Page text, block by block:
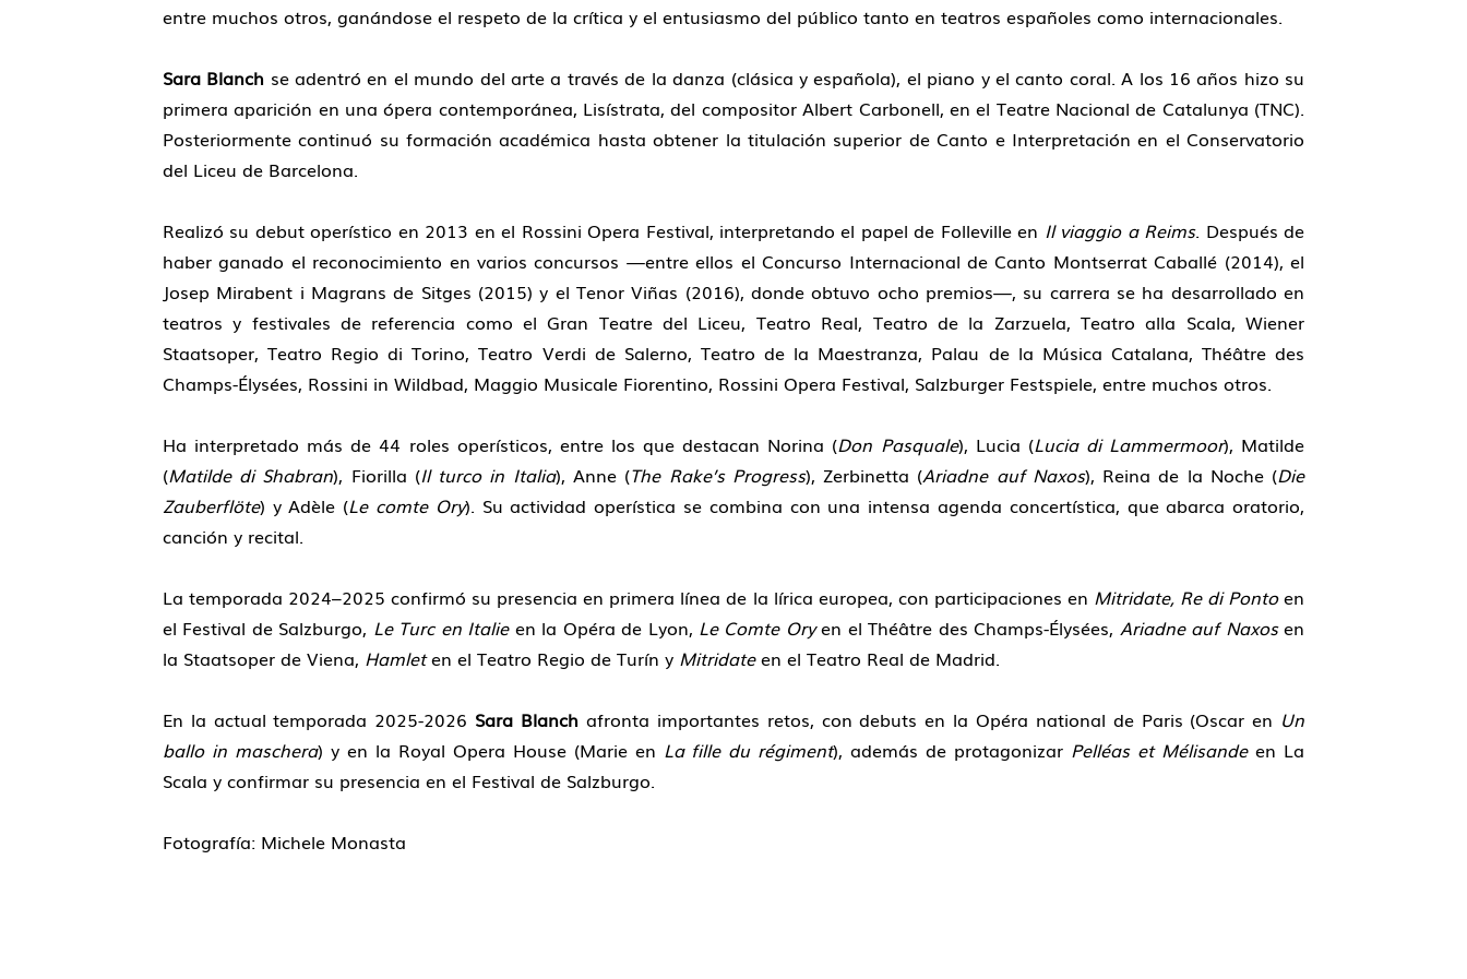
entre muchos otros, ganándose el respeto de la crítica y el entusiasmo del público tanto en teatros españoles como internacionales.
Sara Blanch se adentró en el mundo del arte a través de la danza (clásica y española), el piano y el canto coral. A los 16 años hizo su
primera aparición en una ópera contemporánea, Lisístrata, del compositor Albert Carbonell, en el Teatre Nacional de Catalunya (TNC).
Posteriormente continuó su formación académica hasta obtener la titulación superior de Canto e Interpretación en el Conservatorio
del Liceu de Barcelona.
Realizó su debut operístico en 2013 en el Rossini Opera Festival, interpretando el papel de Folleville en Il viaggio a Reims. Después de
haber ganado el reconocimiento en varios concursos —entre ellos el Concurso Internacional de Canto Montserrat Caballé (2014), el
Josep Mirabent i Magrans de Sitges (2015) y el Tenor Viñas (2016), donde obtuvo ocho premios—, su carrera se ha desarrollado en
teatros y festivales de referencia como el Gran Teatre del Liceu, Teatro Real, Teatro de la Zarzuela, Teatro alla Scala, Wiener
Staatsoper, Teatro Regio di Torino, Teatro Verdi de Salerno, Teatro de la Maestranza, Palau de la Música Catalana, Théâtre des
Champs-Élysées, Rossini in Wildbad, Maggio Musicale Fiorentino, Rossini Opera Festival, Salzburger Festspiele, entre muchos otros.
Ha interpretado más de 44 roles operísticos, entre los que destacan Norina (Don Pasquale), Lucia (Lucia di Lammermoor), Matilde
(Matilde di Shabran), Fiorilla (Il turco in Italia), Anne (The Rake’s Progress), Zerbinetta (Ariadne auf Naxos), Reina de la Noche (Die
Zauberflöte) y Adèle (Le comte Ory). Su actividad operística se combina con una intensa agenda concertística, que abarca oratorio,
canción y recital.
La temporada 2024–2025 confirmó su presencia en primera línea de la lírica europea, con participaciones en Mitridate, Re di Pontoen
el Festival de Salzburgo, Le Turc en Italieen la Opéra de Lyon, Le Comte Oryen el Théâtre des Champs-Élysées, Ariadne auf Naxosen
la Staatsoper de Viena, Hamleten el Teatro Regio de Turín y Mitridateen el Teatro Real de Madrid.
En la actual temporada 2025-2026 Sara Blanch afronta importantes retos, con debuts en la Opéra national de Paris (Oscar en Un
ballo in maschera) y en la Royal Opera House (Marie en La fille du régiment), además de protagonizar Pelléas et Mélisandeen La
Scala y confirmar su presencia en el Festival de Salzburgo.
Fotografía: Michele Monasta